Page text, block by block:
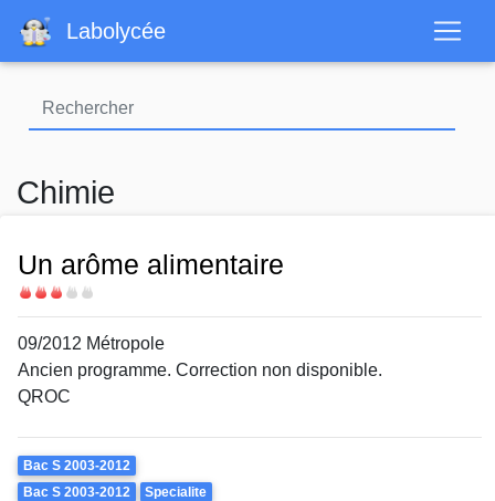
contenu
Labolycée
Chimie
Un arôme alimentaire
Difficulté
09/2012 Métropole
Ancien programme. Correction non disponible.
QROC
Theme
Bac S 2003-2012
Bac S 2003-2012
Specialite